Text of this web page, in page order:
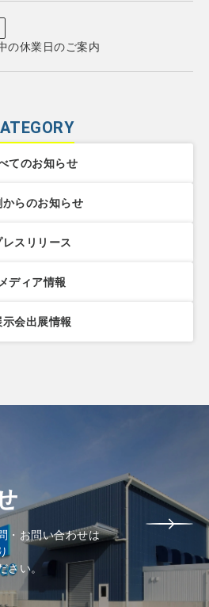
の休業日のご案内
てのお知らせ
からのお知らせ
レスリリース
メディア情報
示会出展情報
・お問い合わせは
さい。